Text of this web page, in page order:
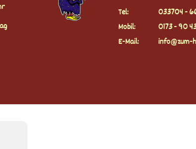
Tel:
033704 -
Mobil:
0173 - 90
E-Mail:
info@zum-